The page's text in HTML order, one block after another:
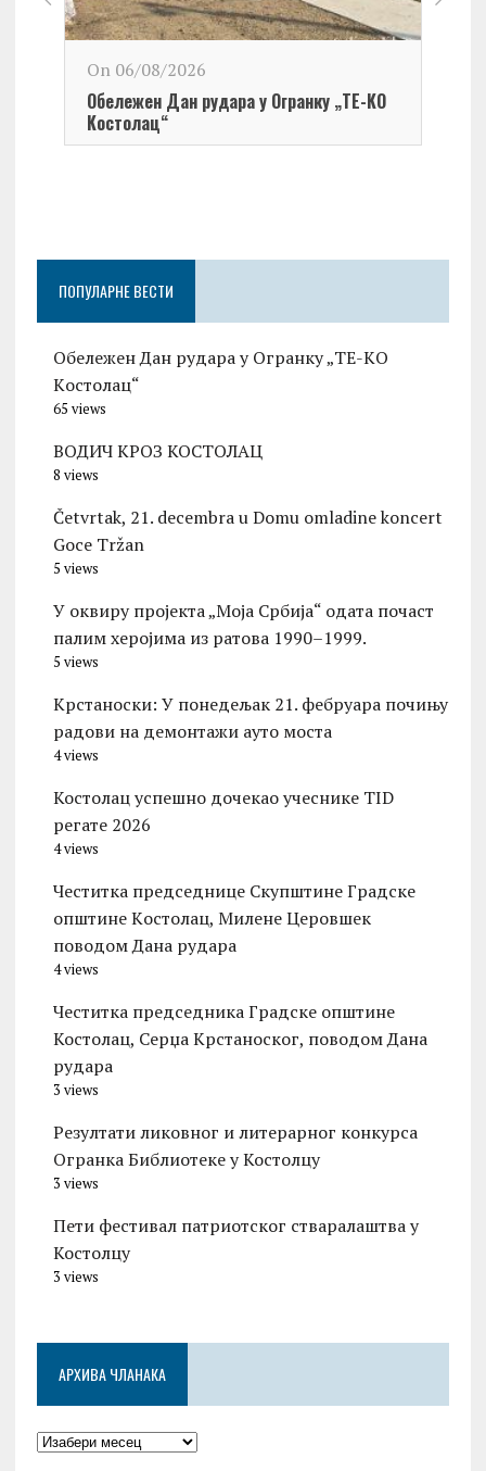
On 06/08/2026
Обележен Дан рудара у Огранку „ТЕ-KО
Kостолац“
ПОПУЛАРНЕ ВЕСТИ
Обележен Дан рудара у Огранку „ТЕ-KО
Kостолац“
65 views
ВОДИЧ КРОЗ КОСТОЛАЦ
8 views
Četvrtak, 21. decembra u Domu omladine koncert
Goce Tržan
5 views
У оквиру пројекта „Моја Србија“ одата почаст
палим херојима из ратова 1990–1999.
5 views
Kрстаноски: У понедељак 21. фебруара почињу
радови на демонтажи ауто моста
4 views
Костолац успешно дочекао учеснике TID
регате 2026
4 views
Честитка председнице Скупштине Градске
општине Kостолац, Милене Церовшек
поводом Дана рудара
4 views
Честитка председника Градске општине
Костолац, Серџа Крстаноског, поводом Дана
рудара
3 views
Резултати ликовног и литерарног конкурса
Огранка Библиотеке у Костолцу
3 views
Пети фестивал патриотског стваралаштва у
Костолцу
3 views
АРХИВА ЧЛАНАКА